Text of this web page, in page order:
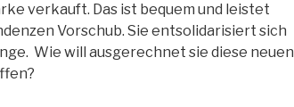
verkauft. Das ist bequem und leistet
Vorschub. Sie entsolidarisiert sich
Wie will ausgerechnet sie diese neuen